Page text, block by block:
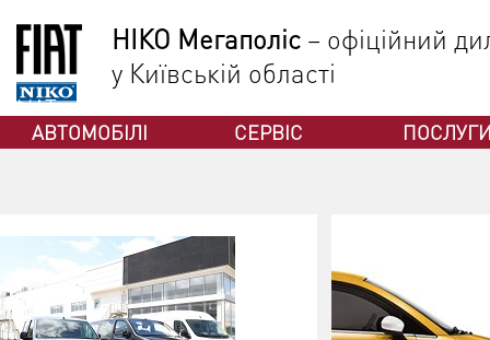
НІКО Мегаполіс – офіційний
у Київській області
АВТОМОБІЛІ СЕРВІС
ФІАТ